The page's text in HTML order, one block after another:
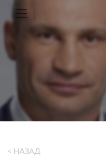
Toggle navigation
< НАЗАД